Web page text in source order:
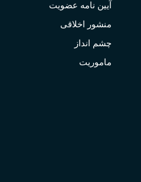
آیین نامه عضویت
منشور اخلاقی
چشم انداز
ماموریت